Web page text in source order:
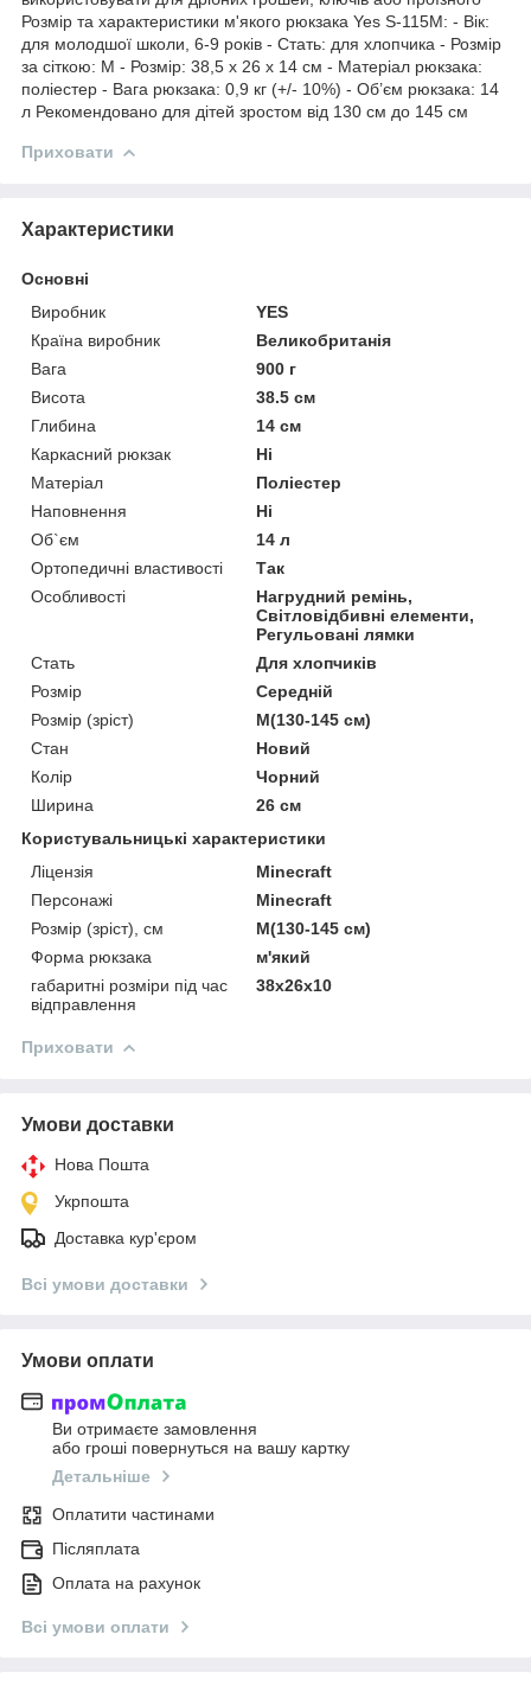
Розмір та характеристики м'якого рюкзака Yes S-115М: - Вік:
для молодшої школи, 6-9 років - Стать: для хлопчика - Розмір
за сіткою: M - Розмір: 38,5 х 26 х 14 см - Матеріал рюкзака:
поліестер - Вага рюкзака: 0,9 кг (+/- 10%) - Об’єм рюкзака: 14
л Рекомендовано для дітей зростом від 130 см до 145 см
Приховати
Характеристики
Основні
Виробник
YES
Країна виробник
Великобританія
Вага
900 г
Висота
38.5 см
Глибина
14 см
Каркасний рюкзак
Ні
Матеріал
Поліестер
Наповнення
Ні
Об`єм
14 л
Ортопедичні властивості
Так
Особливості
Нагрудний ремінь,
Світловідбивні елементи,
Регульовані лямки
Стать
Для хлопчиків
Розмір
Середній
Розмір (зріст)
M(130-145 см)
Стан
Новий
Колір
Чорний
Ширина
26 см
Користувальницькі характеристики
Ліцензія
Minecraft
Персонажі
Minecraft
Розмір (зріст), см
M(130-145 см)
Форма рюкзака
м'який
габаритні розміри під час
відправлення
38х26х10
Приховати
Умови доставки
Нова Пошта
Укрпошта
Доставка кур'єром
Всі умови доставки
Умови оплати
Ви отримаєте замовлення
або гроші повернуться на вашу картку
Детальніше
Оплатити частинами
Післяплата
Оплата на рахунок
Всі умови оплати